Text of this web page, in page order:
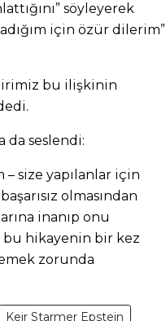
söyleyerek
için özür dilerim”
bu ilişkinin
da seslendi:
size yapılanlar için
olmasından
inanıp onu
bu hikayenin bir kez
zorunda
Keir Starmer Epstein